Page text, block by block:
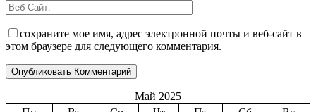
сохраните мое имя, адрес электронной почты и веб-сайт в
этом браузере для следующего комментария.
Май 2025